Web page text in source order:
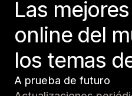
Las
online del
los temas
A prueba de futuro